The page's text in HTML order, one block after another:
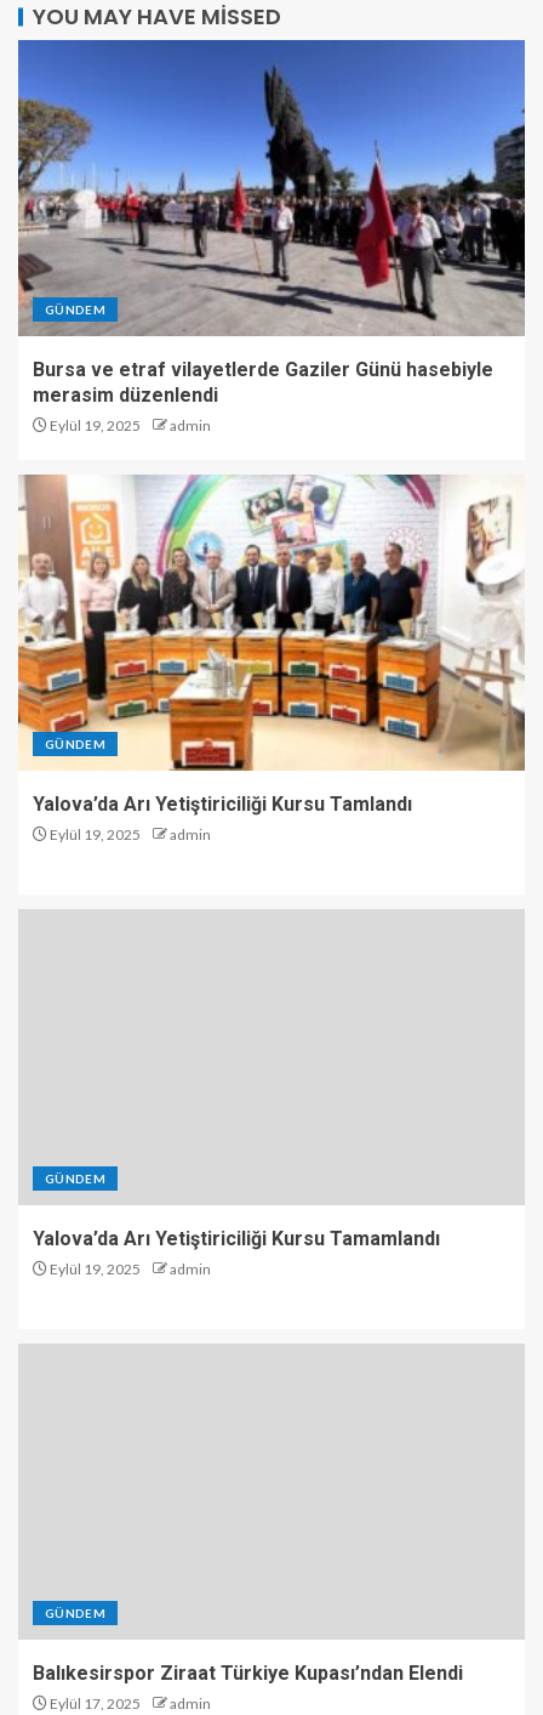
YOU MAY HAVE MISSED
GÜNDEM
Bursa ve etraf vilayetlerde Gaziler Günü hasebiyle
merasim düzenlendi
Eylül 19, 2025 admin
GÜNDEM
Yalova’da Arı Yetiştiriciliği Kursu Tamlandı
Eylül 19, 2025 admin
GÜNDEM
Yalova’da Arı Yetiştiriciliği Kursu Tamamlandı
Eylül 19, 2025 admin
GÜNDEM
Balıkesirspor Ziraat Türkiye Kupası’ndan Elendi
Eylül 17, 2025 admin